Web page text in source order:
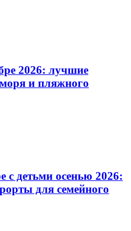
2026: лучшие
и пляжного
с детьми осенью 2026:
для семейного